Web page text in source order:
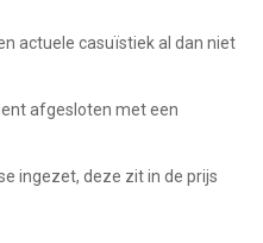
actuele casuïstiek al dan niet
afgesloten met een
ingezet, deze zit in de prijs